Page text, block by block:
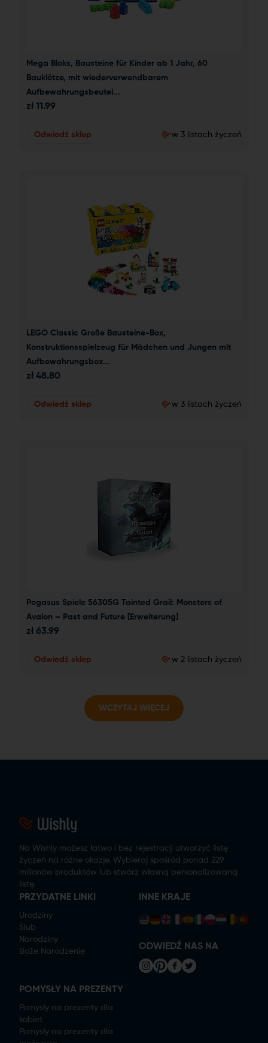
Mega Bloks, Bausteine für Kinder ab 1 Jahr, 60
Bauklötze, mit wiederverwendbarem
Aufbewahrungsbeutel...
zł 11.99
Odwiedź sklep w 3 listach życzeń
LEGO Classic Große Bausteine-Box,
Konstruktionsspielzeug für Mädchen und Jungen mit
Aufbewahrungsbox...
zł 48.80
Odwiedź sklep w 3 listach życzeń
Pegasus Spiele 56305G Tainted Grail: Monsters of
Avalon – Past and Future [Erweiterung]
zł 63.99
Odwiedź sklep w 2 listach życzeń
WCZYTAJ WIĘCEJ
Na Wishly możesz łatwo i bez rejestracji utworzyć listę
życzeń na różne okazje. Wybieraj spośród ponad 229
milionów produktów lub stwórz własną personalizowaną
listę.
PRZYDATNE LINKI
Urodziny
Ślub
Narodziny
Boże Narodzenie
INNE KRAJE
POMYSŁY NA PREZENTY
Pomysły na prezenty dla
kobiet
Pomysły na prezenty dla
ODWIEDŹ NAS NA